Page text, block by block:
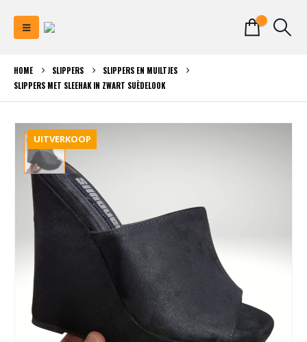
HOME SLIPPERS
SLIPPERS EN MUILTJES
SLIPPERS MET SLEEHAK IN ZWART SUÈDELOOK
UITVERKOOP